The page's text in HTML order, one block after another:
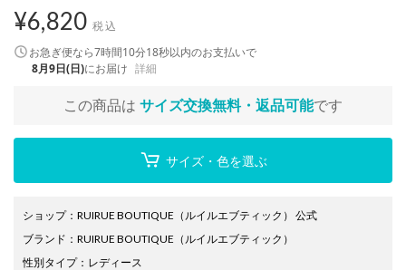
¥6,820 税込
お急ぎ便なら7時間10分17秒以内のお支払いで
8月9日(日)にお届け 詳細
この商品は サイズ交換無料・返品可能です
サイズ・色を選ぶ
ショップ： RUIRUE BOUTIQUE（ルイルエブティック） 公式
ブランド ： RUIRUE BOUTIQUE （ルイルエブティック）
性別タイプ： レディース